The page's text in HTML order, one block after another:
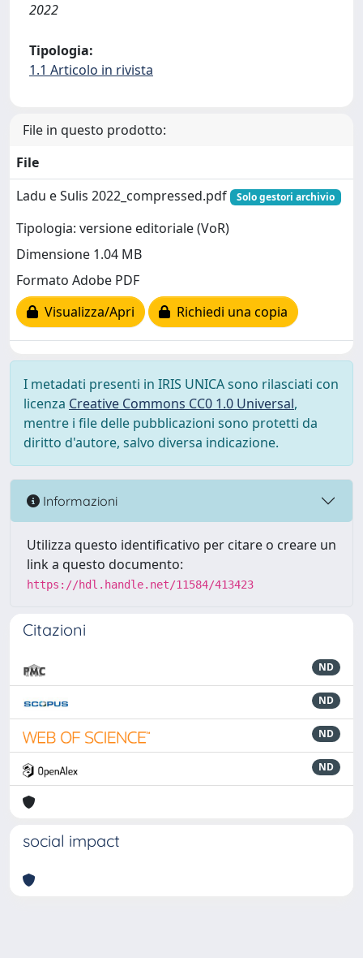
2022
Tipologia:
1.1 Articolo in rivista
File in questo prodotto:
File
Ladu e Sulis 2022_compressed.pdf
Solo gestori archivio
Tipologia: versione editoriale (VoR)
Dimensione 1.04 MB
Formato Adobe PDF
Visualizza/Apri
Richiedi una copia
I metadati presenti in IRIS UNICA sono rilasciati con
licenza Creative Commons CC0 1.0 Universal,
mentre i file delle pubblicazioni sono protetti da
diritto d'autore, salvo diversa indicazione.
Informazioni
Utilizza questo identificativo per citare o creare un
link a questo documento:
https://hdl.handle.net/11584/413423
Citazioni
ND
ND
ND
ND
social impact